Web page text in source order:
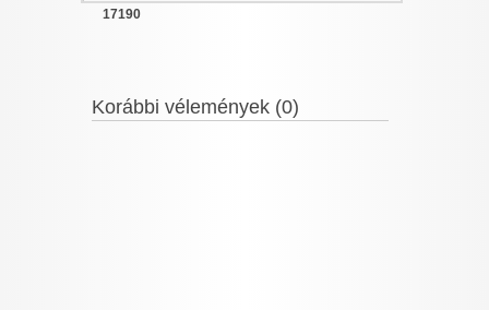
17190
Korábbi vélemények (0)